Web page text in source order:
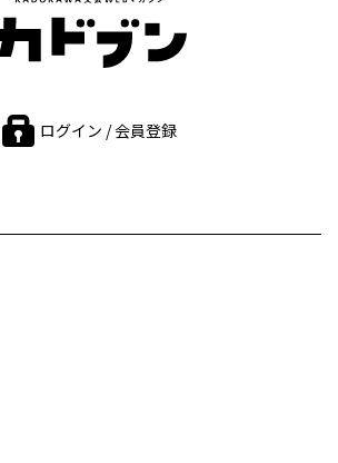
ログイン / 会員登録